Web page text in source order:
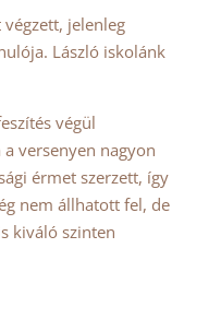
jelenleg
László iskolánk
végül
versenyen nagyon
érmet szerzett, így
nem állhatott fel, de
kiváló szinten